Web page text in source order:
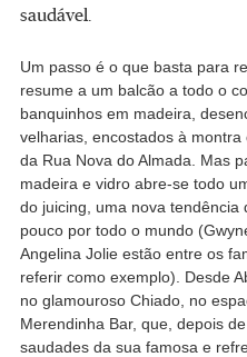
saudável.
Um passo é o que basta para
resume a um balcão a todo o
banquinhos em madeira,
velharias, encostados à
da Rua Nova do Almada. Mas
madeira e vidro abre-se todo
do juicing, uma nova tendência
pouco por todo o mundo
Angelina Jolie estão entre os
referir como exemplo). Desde
no glamouroso Chiado, no
Merendinha Bar, que, depois
saudades da sua famosa e